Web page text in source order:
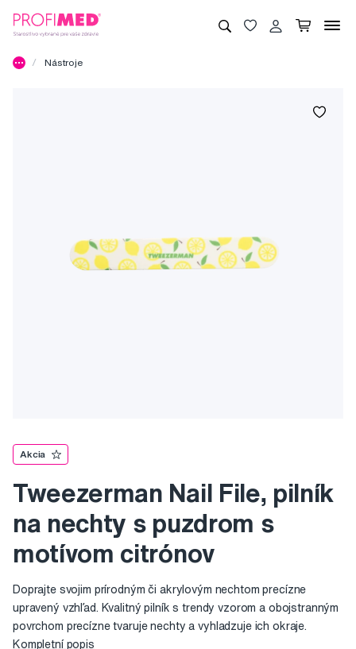
Nástroje
Akcia
Tweezerman Nail File, pilník
na nechty s puzdrom s
motívom citrónov
Doprajte svojim prírodným či akrylovým nechtom precízne
upravený vzhľad. Kvalitný pilník s trendy vzorom a obojstranným
povrchom precízne tvaruje nechty a vyhladzuje ich okraje.
Kompletní popis